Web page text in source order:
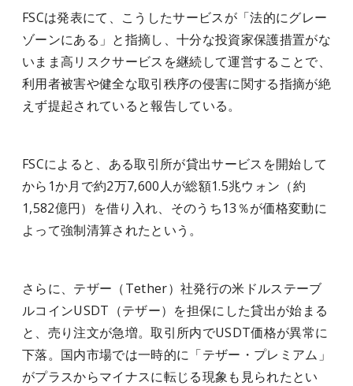
FSCは発表にて、こうしたサービスが「法的にグレー
ゾーンにある」と指摘し、十分な投資家保護措置がな
いまま高リスクサービスを継続して運営することで、
利用者被害や健全な取引秩序の侵害に関する指摘が絶
えず提起されていると報告している。
FSCによると、ある取引所が貸出サービスを開始して
から1か月で約2万7,600人が総額1.5兆ウォン（約
1,582億円）を借り入れ、そのうち13％が価格変動に
よって強制清算されたという。
さらに、テザー（Tether）社発行の米ドルステーブ
ルコインUSDT（テザー）を担保にした貸出が始まる
と、売り注文が急増。取引所内でUSDT価格が異常に
下落。国内市場では一時的に「テザー・プレミアム」
がプラスからマイナスに転じる現象も見られたとい